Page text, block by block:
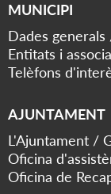
MUNICIPI
Dades generals
Entitats i
Telèfons
AJUNTAMENT
L'Ajuntament
Oficina
Oficina de